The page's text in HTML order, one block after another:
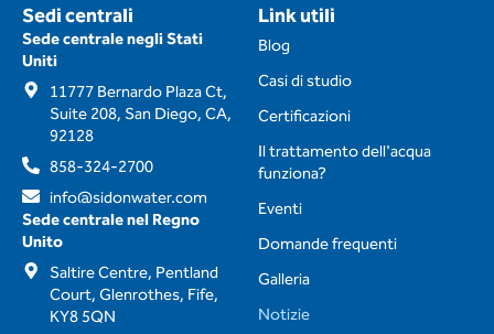
Sedi centrali
Sede centrale negli Stati
Uniti
11777 Bernardo Plaza Ct,
Suite 208, San Diego, CA,
92128
858-324-2700
info@sidonwater.com
Sede centrale nel Regno
Unito
Saltire Centre, Pentland
Court, Glenrothes, Fife,
KY8 5QN
Link utili
Blog
Casi di studio
Certificazioni
Il trattamento dell'acqua
funziona?
Eventi
Domande frequenti
Galleria
Notizie